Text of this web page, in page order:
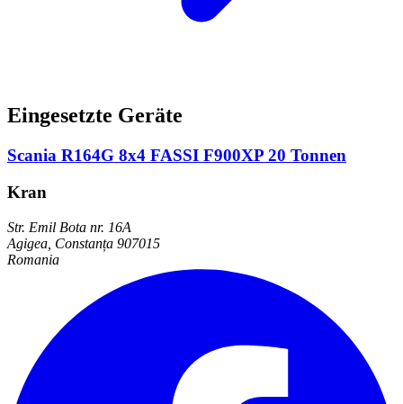
Eingesetzte Geräte
Scania R164G 8x4 FASSI F900XP 20 Tonnen
Kran
Str. Emil Bota nr. 16A
Agigea, Constanța 907015
Romania